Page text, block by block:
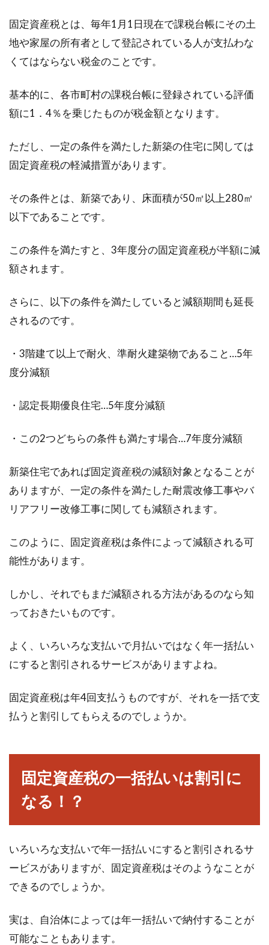
増築した際の費用や固定資産税はど
のくらい？3坪の場合は？
家族が増えたことで、部屋やトイレ、ベランダ
らっしゃいま...
住宅ローンの保証人・連帯保証人の
違い！変更手続きの方法
住宅ローンを借りる際には保証人、または連帯
保証人が必要であるケースが多いです。どちら
間外でも申告できる方法
必要になります。ところが確定申告は申告でき
どんなことに注意が必要？
オークション後の取引きやキャンペーン当選の
際には、郵便局（ゆうちょ銀行）の為替証書を
使って金銭のやり...
れたことはないでしょうか。これは、「Gross
はあまりありません。おそらく、店などで簡単
夫婦の収入合わせて年収400万でマ
イホームを買えるのか？
この記事では、夫婦で年収400万円でも、マイ
ホームを買うことができるのか。また、無理な
固定資産税とは、毎年1月1日現在で課税台帳にその土
地や家屋の所有者として登記されている人が支払わな
くてはならない税金のことです。
基本的に、各市町村の課税台帳に登録されている評価
額に1．4％を乗じたものが税金額となります。
ただし、一定の条件を満たした新築の住宅に関しては
固定資産税の軽減措置があります。
その条件とは、新築であり、床面積が50㎡以上280㎡
以下であることです。
この条件を満たすと、3年度分の固定資産税が半額に減
額されます。
さらに、以下の条件を満たしていると減額期間も延長
されるのです。
・3階建て以上で耐火、準耐火建築物であること…5年
度分減額
・認定長期優良住宅…5年度分減額
・この2つどちらの条件も満たす場合…7年度分減額
新築住宅であれば固定資産税の減額対象となることが
ありますが、一定の条件を満たした耐震改修工事やバ
リアフリー改修工事に関しても減額されます。
このように、固定資産税は条件によって減額される可
能性があります。
しかし、それでもまだ減額される方法があるのなら知
っておきたいものです。
よく、いろいろな支払いで月払いではなく年一括払い
にすると割引されるサービスがありますよね。
固定資産税は年4回支払うものですが、それを一括で支
払うと割引してもらえるのでしょうか。
固定資産税の一括払いは割引に
なる！？
いろいろな支払いで年一括払いにすると割引されるサ
ービスがありますが、固定資産税はそのようなことが
できるのでしょうか。
実は、自治体によっては年一括払いで納付することが
可能なこともあります。